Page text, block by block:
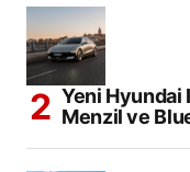
Yeni Hyundai
Menzil ve